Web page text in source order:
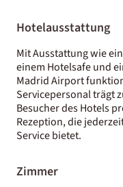
Hotelausstattung
Mit Ausstattung wie
einem Hotelsafe und
Madrid Airport
Servicepersonal trägt
Besucher des Hotels
Rezeption, die
Service bietet.
Zimmer